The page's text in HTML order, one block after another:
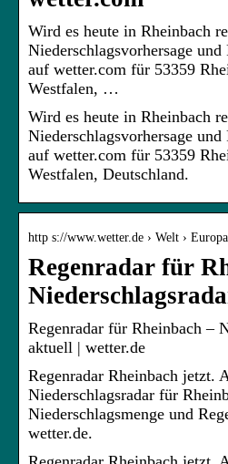
Wird es heute in Rheinbach
Niederschlagsvorhersage
auf wetter.com für 53359
Westfalen, …
Wird es heute in Rheinbach
Niederschlagsvorhersage
auf wetter.com für 53359
Westfalen, Deutschland.
http s://www.wetter.de › Welt ›
Regenradar für
Regenradar für Rheinbach –
aktuell | wetter.de
Regenradar Rheinbach jetzt.
Niederschlagsradar für
Niederschlagsmenge und
wetter.de.